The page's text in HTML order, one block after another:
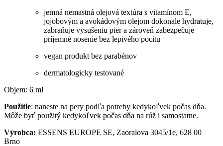
jemná nemastná olejová textúra s vitamínom E,
jojobovým a avokádovým olejom dokonale hydratuje,
zabraňuje vysušeniu pier a zároveň zabezpečuje
príjemné nosenie bez lepivého pocitu
vegan produkt bez parabénov
dermatologicky testované
Objem: 6 ml
Použitie: naneste na pery podľa potreby kedykoľvek počas dňa.
Môže byť použitý kedykoľvek počas dňa na rúž i samostatne.
Výrobca: ESSENS EUROPE SE, Zaoralova 3045/1e, 628 00
Brno